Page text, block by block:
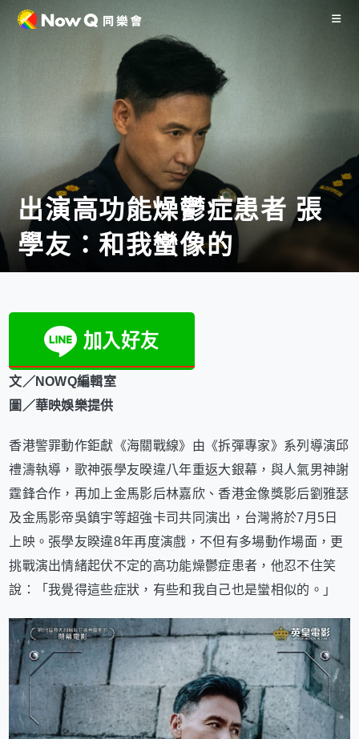
出演高功能燥鬱症患者 張
學友：和我蠻像的
文／NOWQ編輯室
圖／華映娛樂提供
香港警罪動作鉅獻《海關戰線》由《拆彈專家》系列導演邱
禮濤執導，歌神張學友暌違八年重返大銀幕，與人氣男神謝
霆鋒合作，再加上金馬影后林嘉欣、香港金像獎影后劉雅瑟
及金馬影帝吳鎮宇等超強卡司共同演出，台灣將於7月5日
上映。張學友睽違8年再度演戲，不但有多場動作場面，更
挑戰演出情緒起伏不定的高功能燥鬱症患者，他忍不住笑
說：「我覺得這些症狀，有些和我自己也是蠻相似的。」